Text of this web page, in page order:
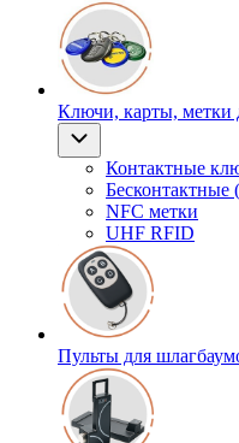
Ключи, карты,
Контактные
Бесконтактные
NFC метки
UHF RFID
Пульты для